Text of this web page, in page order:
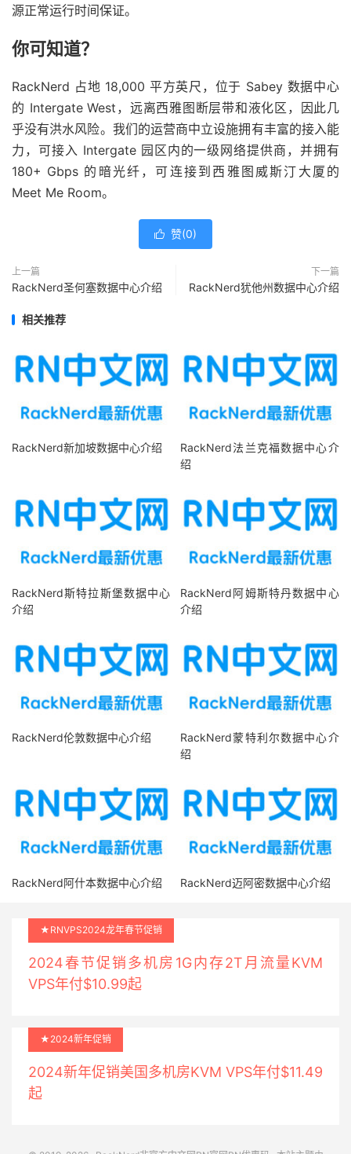
源正常运行时间保证。
你可知道？
RackNerd 占地 18,000 平方英尺，位于 Sabey 数据中心
的 Intergate West，远离西雅图断层带和液化区，因此几
乎没有洪水风险。我们的运营商中立设施拥有丰富的接入能
力，可接入 Intergate 园区内的一级网络提供商，并拥有
180+ Gbps 的暗光纤，可连接到西雅图威斯汀大厦的
Meet Me Room。
 赞(0)
上一篇
RackNerd圣何塞数据中心介绍
下一篇
RackNerd犹他州数据中心介绍
相关推荐
RackNerd新加坡数据中心介绍
RackNerd法兰克福数据中心介
绍
RackNerd斯特拉斯堡数据中心
介绍
RackNerd阿姆斯特丹数据中心
介绍
RackNerd伦敦数据中心介绍
RackNerd蒙特利尔数据中心介
绍
RackNerd阿什本数据中心介绍 RackNerd迈阿密数据中心介绍
★RNVPS2024龙年春节促销
2024春节促销多机房1G内存2T月流量KVM
VPS年付$10.99起
★2024新年促销
2024新年促销美国多机房KVM VPS年付$11.49
起